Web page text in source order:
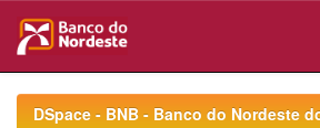
navigationDSpace - BNB - Banco do Nordeste